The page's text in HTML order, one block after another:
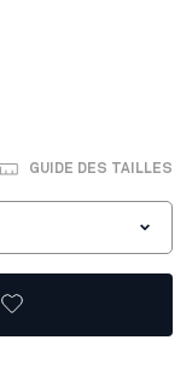
GUIDE DES TAILLES